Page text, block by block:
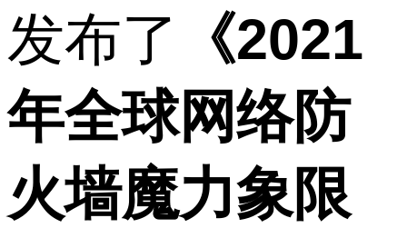
发布了
《2021
年全球网络防
火墙魔力象限